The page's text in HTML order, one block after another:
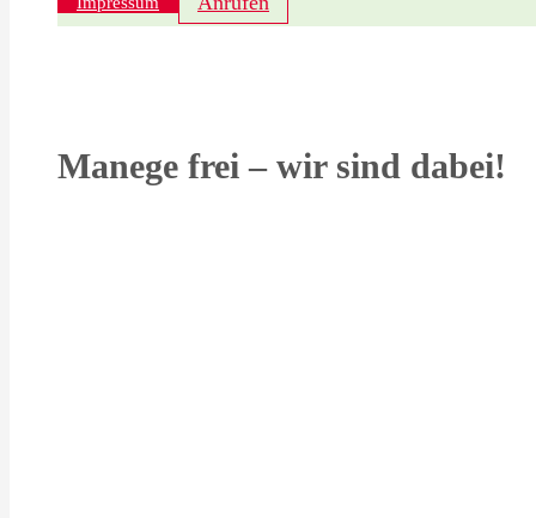
Manege frei – wir sind dabei!